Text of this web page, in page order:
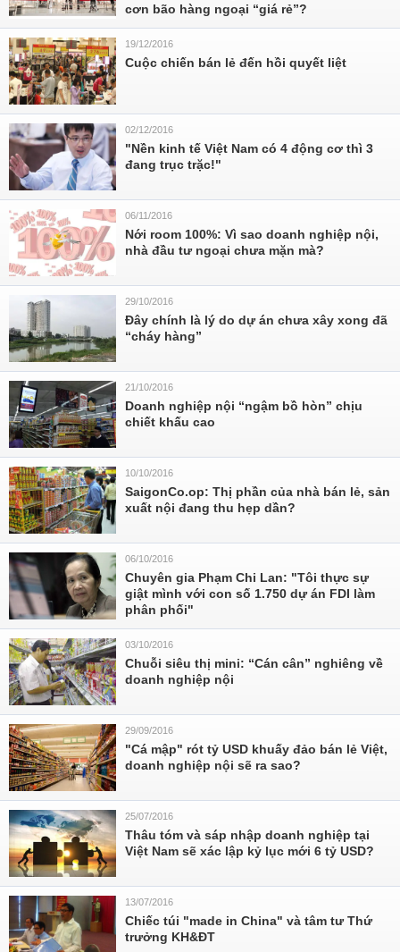
cơn bão hàng ngoại “giá rẻ”?
19/12/2016
Cuộc chiến bán lẻ đến hồi quyết liệt
02/12/2016
"Nền kinh tế Việt Nam có 4 động cơ thì 3
đang trục trặc!"
06/11/2016
Nới room 100%: Vì sao doanh nghiệp nội,
nhà đầu tư ngoại chưa mặn mà?
29/10/2016
Đây chính là lý do dự án chưa xây xong đã
“cháy hàng”
21/10/2016
Doanh nghiệp nội “ngậm bồ hòn” chịu
chiết khấu cao
10/10/2016
SaigonCo.op: Thị phần của nhà bán lẻ, sản
xuất nội đang thu hẹp dần?
06/10/2016
Chuyên gia Phạm Chi Lan: "Tôi thực sự
giật mình với con số 1.750 dự án FDI làm
phân phối"
03/10/2016
Chuỗi siêu thị mini: “Cán cân” nghiêng về
doanh nghiệp nội
29/09/2016
"Cá mập" rót tỷ USD khuấy đảo bán lẻ Việt,
doanh nghiệp nội sẽ ra sao?
25/07/2016
Thâu tóm và sáp nhập doanh nghiệp tại
Việt Nam sẽ xác lập kỷ lục mới 6 tỷ USD?
13/07/2016
Chiếc túi "made in China" và tâm tư Thứ
trưởng KH&ĐT